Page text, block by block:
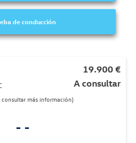
de conducción
19.900 €
A consultar
más información)
- -